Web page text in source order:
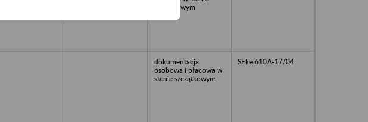
szczątkowym
dokumentacja
osobowa i płacowa w
stanie szczątkowym
SEke 610A-17/04